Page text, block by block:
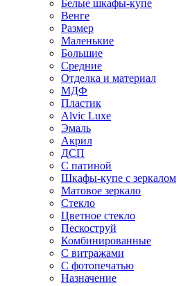
Белые шкафы-купе
Венге
Размер
Маленькие
Большие
Средние
Отделка и материал
МДФ
Пластик
Alvic Luxe
Эмаль
Акрил
ДСП
С патиной
Шкафы-купе с зеркалом
Матовое зеркало
Стекло
Цветное стекло
Пескоструй
Комбинированные
С витражами
С фотопечатью
Назначение